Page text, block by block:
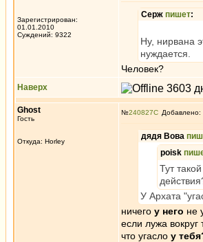
Зарегистрирован:
01.01.2010
Суждений: 9322
Серж пишет:
Ну, нирвана
нуждается.
Человек?
Наверх
Ghost
Гость
Откуда: Horley
№240827 Добавлено:
дядя Вова
poisk
Тут
У Архата
ничего у него не
если лужа
что угасло у